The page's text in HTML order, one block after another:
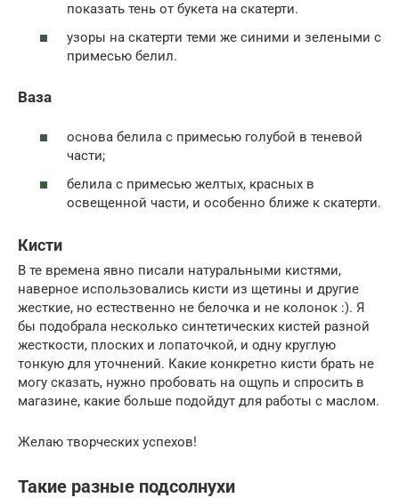
показать тень от букета на скатерти.
узоры на скатерти теми же синими и зелеными с
примесью белил.
Ваза
основа белила с примесью голубой в теневой
части;
белила с примесью желтых, красных в
освещенной части, и особенно ближе к скатерти.
Кисти
В те времена явно писали натуральными кистями,
наверное использовались кисти из щетины и другие
жесткие, но естественно не белочка и не колонок :). Я
бы подобрала несколько синтетических кистей разной
жесткости, плоских и лопаточкой, и одну круглую
тонкую для уточнений. Какие конкретно кисти брать не
могу сказать, нужно пробовать на ощупь и спросить в
магазине, какие больше подойдут для работы с маслом.
Желаю творческих успехов!
Такие разные подсолнухи